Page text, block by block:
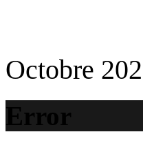
Octobre
Error